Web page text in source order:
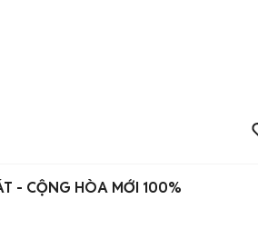
- CỘNG HÒA MỚI 100%